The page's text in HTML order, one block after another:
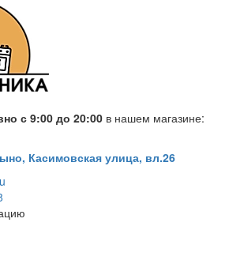
с 9:00 до 20:00 в нашем магазине:
Касимовская улица, вл.26